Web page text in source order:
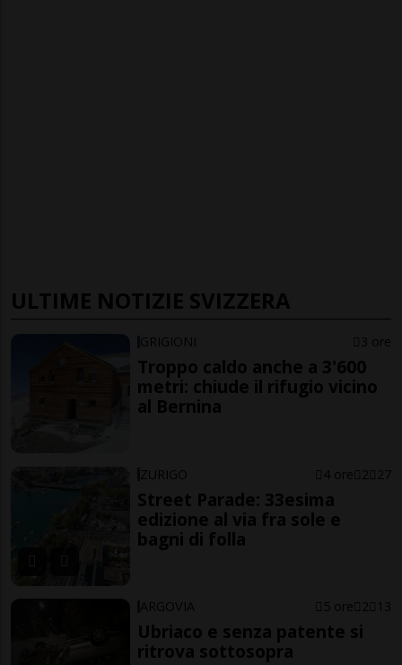
ULTIME NOTIZIE SVIZZERA
GRIGIONI 3 ore
Troppo caldo anche a 3'600
metri: chiude il rifugio vicino
al Bernina
ZURIGO 4 ore 2 27
Street Parade: 33esima
edizione al via fra sole e
bagni di folla
ARGOVIA 5 ore 2 13
Ubriaco e senza patente si
ritrova sottosopra